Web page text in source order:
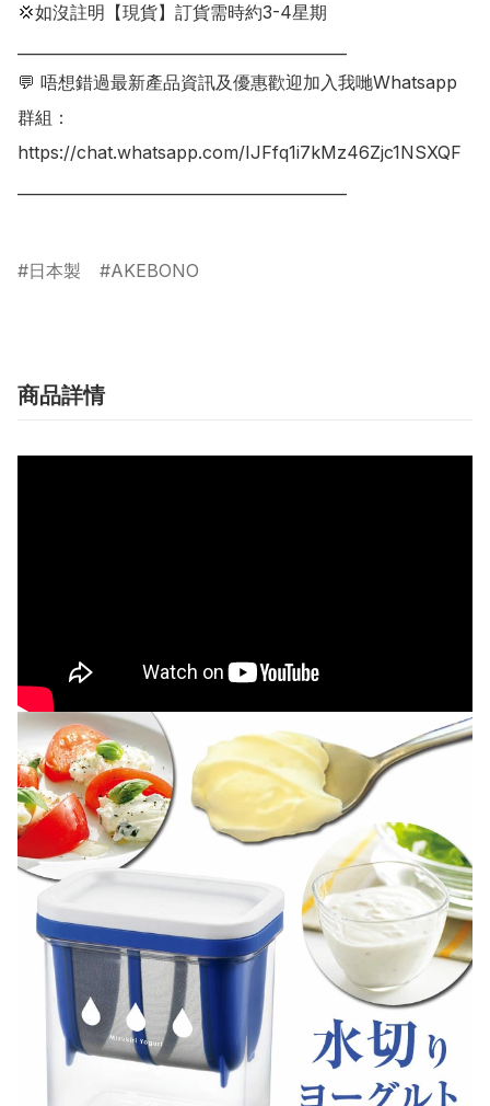
💢如沒註明【現貨】訂貨需時約3-4星期
💬 唔想錯過最新產品資訊及優惠歡迎加入我哋Whatsapp
群組：
https://chat.whatsapp.com/IJFfq1i7kMz46Zjc1NSXQF
日本製 AKEBONO
商品詳情